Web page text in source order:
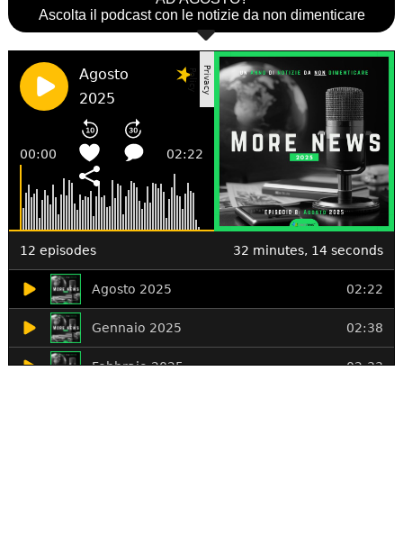
Ascolta il podcast con le notizie da non dimenticare